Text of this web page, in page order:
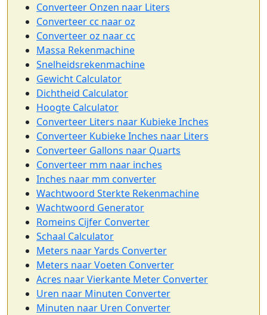
Converteer Onzen naar Liters
Converteer cc naar oz
Converteer oz naar cc
Massa Rekenmachine
Snelheidsrekenmachine
Gewicht Calculator
Dichtheid Calculator
Hoogte Calculator
Converteer Liters naar Kubieke Inches
Converteer Kubieke Inches naar Liters
Converteer Gallons naar Quarts
Converteer mm naar inches
Inches naar mm converter
Wachtwoord Sterkte Rekenmachine
Wachtwoord Generator
Romeins Cijfer Converter
Schaal Calculator
Meters naar Yards Converter
Meters naar Voeten Converter
Acres naar Vierkante Meter Converter
Uren naar Minuten Converter
Minuten naar Uren Converter